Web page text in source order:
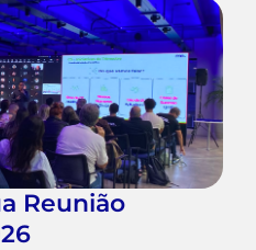
Reunião